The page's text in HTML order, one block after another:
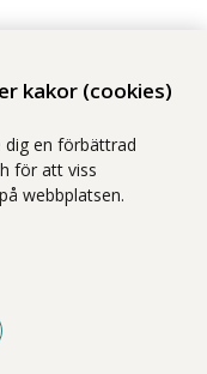
kakor (cookies)
dig en förbättrad
för att viss
webbplatsen.
erbjuder hälso- och
Marklund. Foton